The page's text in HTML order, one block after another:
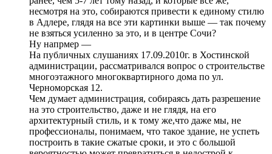
несмотря на это, собираются привести к единому стилю
в Адлере, глядя на все эти картинки выше — так почему
не взяться усиленно за это, и в центре Сочи?
Ну напрмер —
На публичных слушаниях 17.09.2010г. в Хостинской
администрации, рассматривался вопрос о строительстве
многоэтажного многоквартирного дома по ул.
Черноморская 12.
Чем думает администрация, собираясь дать разрешение
на это строительство, даже и не глядя, на его
архитектурный стиль, и к тому же,что даже мы, не
профессионалы, понимаем, что такое здание, не успеть
построить в такие сжатые сроки, и это с большой